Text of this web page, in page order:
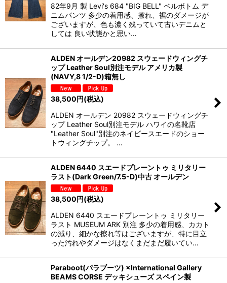
82年9月 製 Levi's 684 "BIG BELL" ベルボトム デ
ニムパンツ 多少の着用感、擦れ、裾のダメージが
ございますが、色も濃く残っていて古いデニムと
しては 良い状態かと思い…
ALDEN オールデン20982 スウェードウィングチ
ップ Leather Soul別注モデル アメリカ製
(NAVY,8 1/2-D)箱無し
38,500円(税込)
ALDEN オールデン 20982 スウェードウィングチ
ップ Leather Soul別注モデル ハワイの名靴店
"Leather Soul"別注のネイビースエードのショー
トウィングチップ。 …
ALDEN 6440 スエードプレーントゥ ミリタリー
ラスト(Dark Green/7.5-D)中古 オールデン
38,500円(税込)
ALDEN 6440 スエードプレーントゥ ミリタリー
ラスト MUSEUM ARK 別注 多少の着用感、カカト
の減り、細かな擦れ等はございますが、特に目立
った汚れやダメージはなくまだまだ履いてい…
Paraboot(パラブーツ) ×International Gallery
BEAMS CORSE デッキシューズ スペイン製